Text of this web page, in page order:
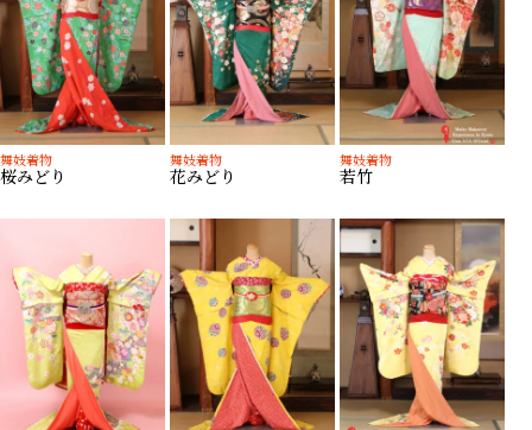
舞妓着物
桜みどり
舞妓着物
花みどり
舞妓着物
若竹